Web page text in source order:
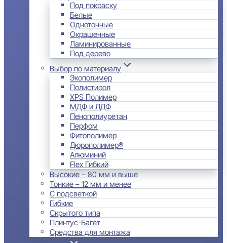
Под покраску
Белые
Однотонные
Окрашенные
Ламинированные
Под дерево
Выбор по материалу
Экополимер
Полистирол
XPS Полимер
МДФ и ЛДФ
Пенополиуретан
Перфом
Фитополимер
Дюрополимер®
Алюминий
Flex Гибкий
Высокие – 80 мм и выше
Тонкие – 12 мм и менее
С подсветкой
Гибкие
Скрытого типа
Плинтус-Багет
Средства для монтажа